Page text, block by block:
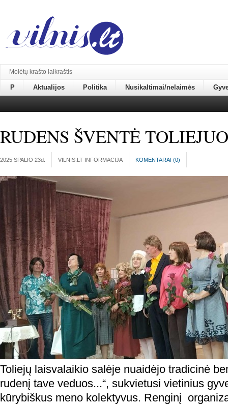
Molėtų krašto laikraštis
P Aktualijos Politika Nusikaltimai/nelaimės
RUDENS ŠVENTĖ
2025 SPALIO 23d. VILNIS.LT INFORMACIJA KOMENTARAI (0)
Toliejų laisvalaikio salėje nuaidėjo tradicinė
rudenį tave veduos...“, sukvietusi vietinius
kūrybiškus meno kolektyvus. Renginį